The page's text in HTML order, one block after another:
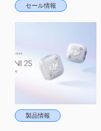
セール情報
製品情報